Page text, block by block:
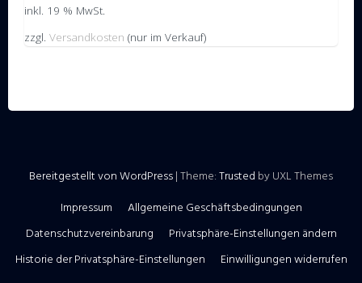
inkl. 19 % MwSt.
zzgl. Versandkosten (nur im Verkauf)
Bereitgestellt von WordPress|Theme:Trusted by UXL Themes
Impressum
Allgemeine Geschäftsbedingungen
Datenschutzvereinbarung
Privatsphäre-Einstellungen ändern
Historie der Privatsphäre-Einstellungen
Einwilligungen widerrufen